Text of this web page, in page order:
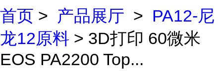
首页 > 产品展厅 > PA12-尼
龙12原料 > 3D打印 60微米
EOS PA2200 Top...